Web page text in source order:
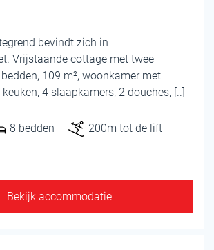
bevindt zich in
Vrijstaande cottage met twee
109 m², woonkamer met
4 slaapkamers, 2 douches, [..]
8 bedden
200m tot de lift
Bekijk accommodatie